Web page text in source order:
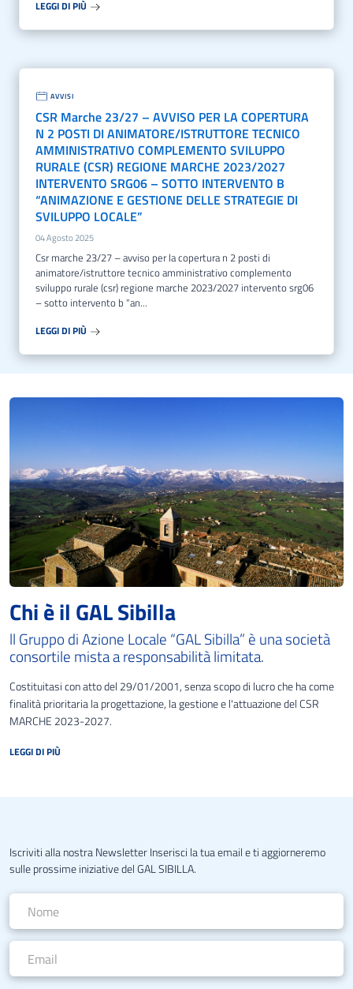
LEGGI DI PIÙ
AVVISI
CSR Marche 23/27 – AVVISO PER LA COPERTURA
N 2 POSTI DI ANIMATORE/ISTRUTTORE TECNICO
AMMINISTRATIVO COMPLEMENTO SVILUPPO
RURALE (CSR) REGIONE MARCHE 2023/2027
INTERVENTO SRG06 – SOTTO INTERVENTO B
“ANIMAZIONE E GESTIONE DELLE STRATEGIE DI
SVILUPPO LOCALE”
04 Agosto 2025
csr marche 23/27 – avviso per la copertura n 2 posti di
animatore/istruttore tecnico amministrativo complemento
sviluppo rurale (csr) regione marche 2023/2027 intervento srg06
– sotto intervento b “an...
LEGGI DI PIÙ
Chi è il GAL Sibilla
ll Gruppo di Azione Locale “GAL Sibilla” è una società
consortile mista a responsabilità limitata.
Costituitasi con atto del 29/01/2001, senza scopo di lucro che ha come
finalità prioritaria la progettazione, la gestione e l'attuazione del CSR
MARCHE 2023-2027.
LEGGI DI PIÙ
Iscriviti alla nostra Newsletter Inserisci la tua email e ti aggiorneremo
sulle prossime iniziative del GAL SIBILLA.